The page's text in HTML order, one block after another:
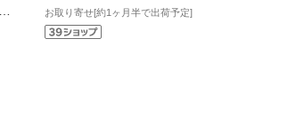
お取り寄せ[約1ヶ月半で出荷予定]